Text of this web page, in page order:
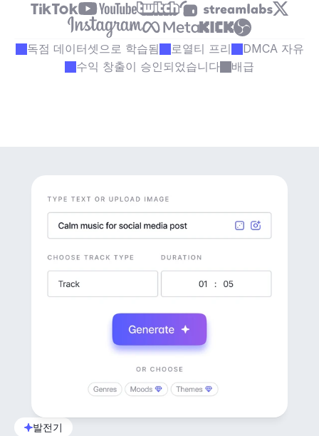
독점 데이터셋으로 학습됨 로열티 프리
DMCA 자유
수익 창출이 승인되었습니다
배급
발전기